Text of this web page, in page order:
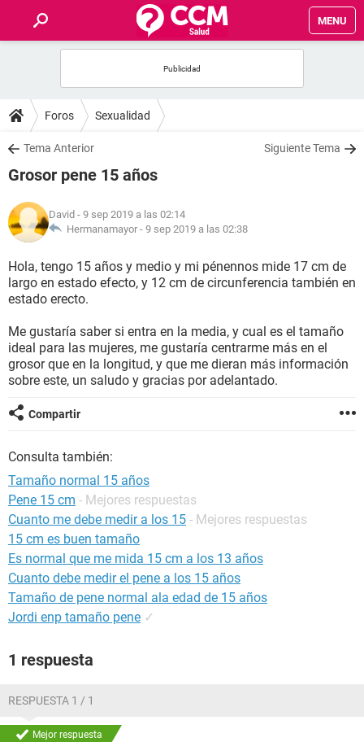
MENU
FOROS
SALUD
NUTRICIÓN
BIENESTAR
GLOSARIO
Foros Sexualidad
Tema Anterior Siguiente Tema
Grosor pene 15 años
David - 9 sep 2019 a las 02:14
Hermanamayor - 9 sep 2019 a las 02:38
Hola, tengo 15 años y medio y mi pénennos mide 17 cm de
largo en estado efecto, y 12 cm de circunferencia también en
estado erecto.
Me gustaría saber si entra en la media, y cual es el tamaño
ideal para las mujeres, me gustaría centrarme más en el
grosor que en la longitud, y que me dieran más información
sobre este, un saludo y gracias por adelantado.
Compartir
Consulta también:
Tamaño normal 15 años
Pene 15 cm - Mejores respuestas
Cuanto me debe medir a los 15 - Mejores respuestas
15 cm es buen tamaño
Es normal que me mida 15 cm a los 13 años
Cuanto debe medir el pene a los 15 años
Tamaño de pene normal ala edad de 15 años
Jordi enp tamaño pene ✓
1 respuesta
RESPUESTA 1 / 1
Mejor respuesta